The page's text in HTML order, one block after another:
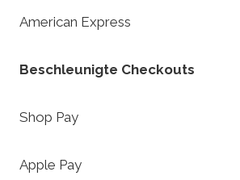
American Express
Beschleunigte Checkouts
Shop Pay
Apple Pay